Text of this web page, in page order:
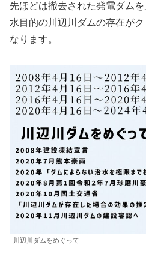
先ほどは撤去された発電ダム
水目的の川辺川ダムの存在が
なります。
川辺川ダムをめぐって